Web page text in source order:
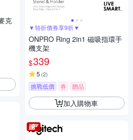
克
▼領折價券享9折▼
ONPRO Ring 2in1 磁吸指環手
機支架
$339
5 (2)
挑戰低價 券 贈品
加入購物車